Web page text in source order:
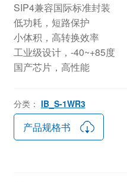
SIP4兼容国际标准封装
低功耗，短路保护
小体积，高转换效率
工业级设计，-40~+85度
国产芯片，高性能
分类： IB_S-1WR3
产品规格书